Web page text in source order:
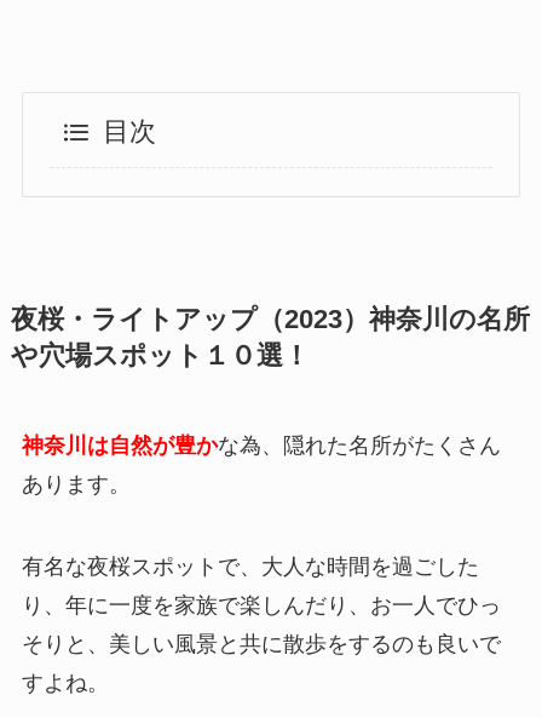
目次
夜桜・ライトアップ（2023）神奈川の名所
や穴場スポット１０選！
神奈川は自然が豊かな為、隠れた名所がたくさん
あります。
有名な夜桜スポットで、大人な時間を過ごした
り、年に一度を家族で楽しんだり、お一人でひっ
そりと、美しい風景と共に散歩をするのも良いで
すよね。